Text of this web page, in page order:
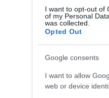
I want to opt-out of
of my Personal
was collected.
Opted Out
Google consents
I want to allow
web or device
mindenféle sztár szólal
Jóbarátoknak.